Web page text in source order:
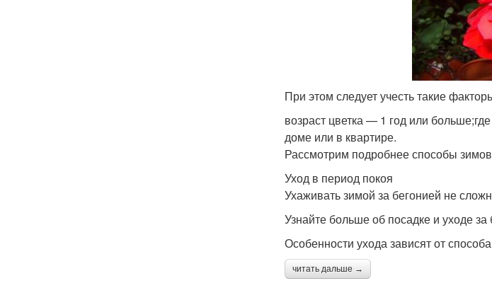
При этом следует учесть такие
возраст цветка — 1 год или
доме или в квартире.
Рассмотрим подробнее способы
Уход в период покоя
Ухаживать зимой за бегонией не
Узнайте больше об посадке и уходе за
Особенности ухода зависят от
читать дальше →